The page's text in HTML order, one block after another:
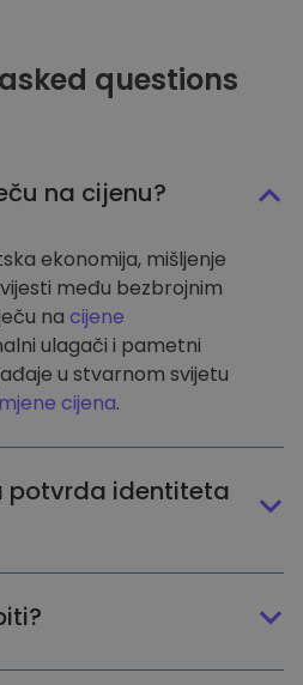
questions
na cijenu?
ekonomija, mišljenje
među bezbrojnim
na cijene
ulagači i pametni
u stvarnom svijetu
cijena.
potvrda identiteta